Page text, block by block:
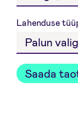
Lahenduse
Saada